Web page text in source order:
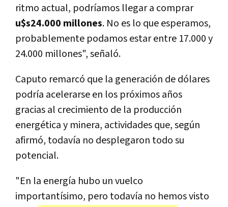
ritmo actual, podríamos llegar a comprar
u$s24.000 millones. No es lo que esperamos,
probablemente podamos estar entre 17.000 y
24.000 millones", señaló.
Caputo remarcó que la generación de dólares
podría acelerarse en los próximos años
gracias al crecimiento de la producción
energética y minera, actividades que, según
afirmó, todavía no desplegaron todo su
potencial.
"En la energía hubo un vuelco
importantísimo, pero todavía no hemos visto